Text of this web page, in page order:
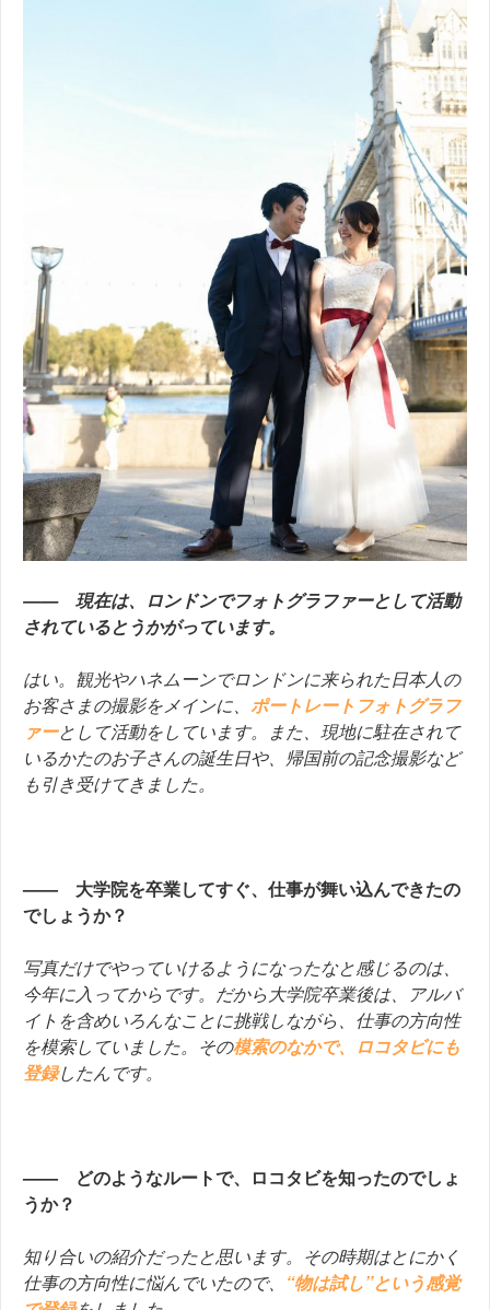
—— 現在は、ロンドンでフォトグラファーとして活動
されているとうかがっています。
はい。観光やハネムーンでロンドンに来られた日本人の
お客さまの撮影をメインに、 ポートレートフォトグラフ
ァーとして活動をしています。また、現地に駐在されて
いるかたのお子さんの誕生日や、帰国前の記念撮影など
も引き受けてきました。
—— 大学院を卒業してすぐ、仕事が舞い込んできたの
でしょうか？
写真だけでやっていけるようになったなと感じるのは、
今年に入ってからです。だから大学院卒業後は、アルバ
イトを含めいろんなことに挑戦しながら、仕事の方向性
を模索していました。その模索のなかで、ロコタビにも
登録したんです。
—— どのようなルートで、ロコタビを知ったのでしょ
うか？
知り合いの紹介だったと思います。その時期はとにかく
仕事の方向性に悩んでいたので、 “物は試し”という感覚